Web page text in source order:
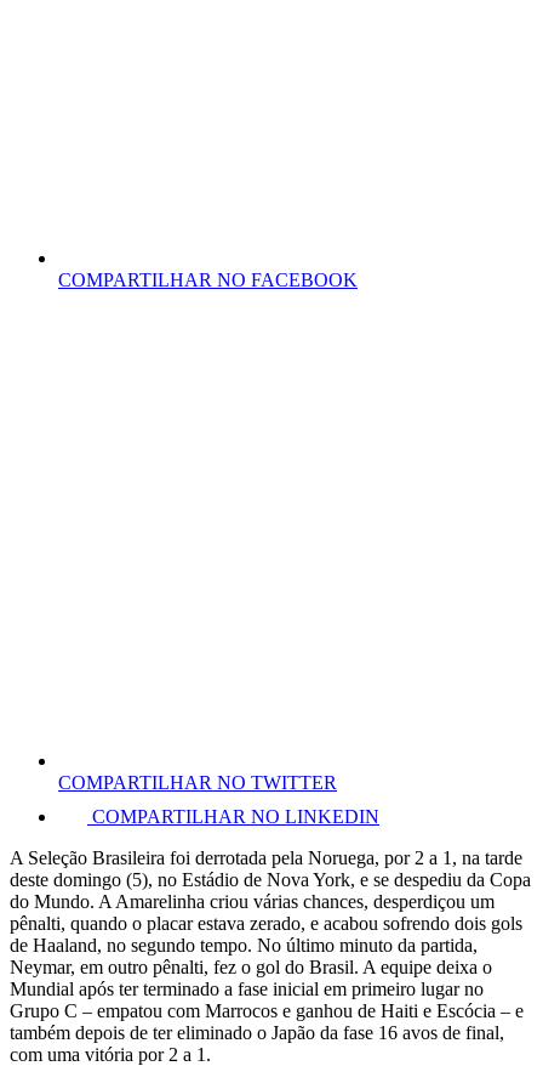
COMPARTILHAR NO FACEBOOK
COMPARTILHAR NO TWITTER
COMPARTILHAR NO LINKEDIN
A Seleção Brasileira foi derrotada pela Noruega, por 2 a 1, na tarde
deste domingo (5), no Estádio de Nova York, e se despediu da Copa
do Mundo. A Amarelinha criou várias chances, desperdiçou um
pênalti, quando o placar estava zerado, e acabou sofrendo dois gols
de Haaland, no segundo tempo. No último minuto da partida,
Neymar, em outro pênalti, fez o gol do Brasil. A equipe deixa o
Mundial após ter terminado a fase inicial em primeiro lugar no
Grupo C – empatou com Marrocos e ganhou de Haiti e Escócia – e
também depois de ter eliminado o Japão da fase 16 avos de final,
com uma vitória por 2 a 1.